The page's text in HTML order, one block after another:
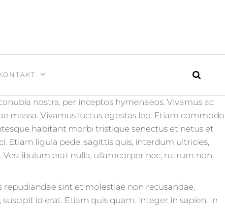
nostra, per inceptos hymenaeos. Vivamus ac
massa. Vivamus luctus egestas leo. Etiam commodo
habitant morbi tristique senectus et netus et
Etiam ligula pede, sagittis quis, interdum ultricies,
erat nulla, ullamcorper nec, rutrum non,
sint et molestiae non recusandae.
id erat. Etiam quis quam. Integer in sapien. In